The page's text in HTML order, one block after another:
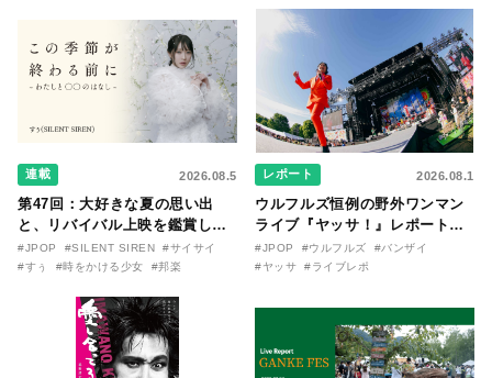
連載 2026.08.5
第47回：大好きな夏の思い出
と、リバイバル上映を鑑賞した
『時をかける少女』のおはなし
〜SILENT SIREN・すぅ『この
〇のはなし〜』
#JPOP #SILENT SIREN
#サイサイ
#すぅ
#時をかける少女 #邦楽
レポート 2026.08.1
ウルフルズ恒例の野外ワンマン
ライブ『ヤッサ！』レポート！
リリースから30年を迎えたアル
バム『バンザイ』完全再現に、
た日。
#JPOP #ウルフルズ
#バンザイ
#ヤッサ
#ライブレポ